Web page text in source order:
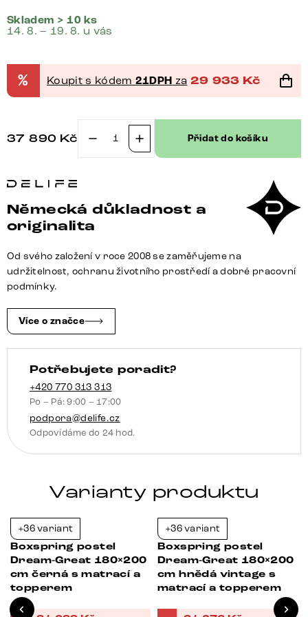
Skladem > 10 ks
14. 8. – 19. 8. u vás
% Koupit s kódem 21DPH za 29 933 Kč
37 890 Kč
Boxspring
140x200
cm
mikrovlákno
béžová
pružinovou
matrací
a
visco
topperem
množství
Přidat do košíku
Německá důkladnost a
originalita
Od svého založení v roce 2008 se zaměřujeme na
udržitelnost, ochranu životního prostředí a dobré pracovní
podmínky.
Více o značce
Potřebujete poradit?
+420 770 313 313
Po – Pá: 9:00 – 17:00
podpora@delife.cz
Odpovídáme do 24 hod.
Varianty produktu
+36 variant
Boxspring postel
Dream-Great 180×200
cm černá s matrací a
topperem
+36 variant
Boxspring postel
Dream-Great 180×200
cm hnědá vintage s
matrací a topperem